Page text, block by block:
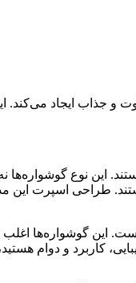
جذاب ایجاد می‌کند.
این نوع گوشواره‌ها
طراحی اسپرت این
این گوشواره‌ها
کاربرد و دوام